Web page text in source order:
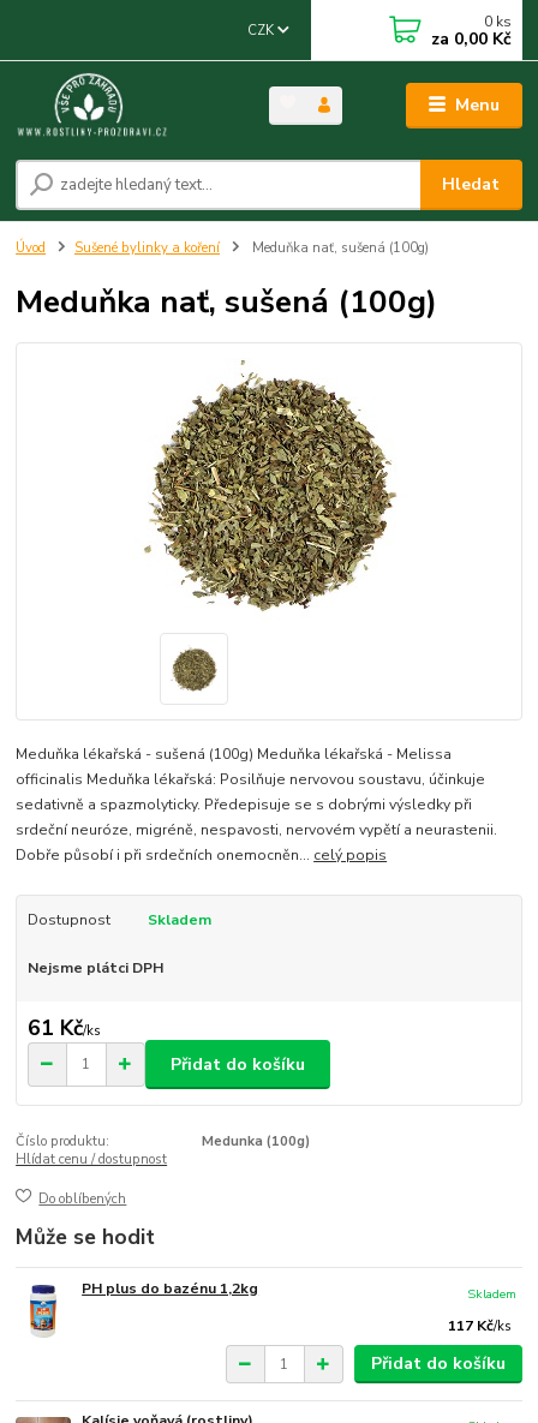
Menu
CZK
Hledat
0 ks
za 0,00 Kč
Úvod Sušené bylinky a koření Meduňka nať, sušená (100g)
Meduňka nať, sušená (100g)
Meduňka lékařská - sušená (100g) Meduňka lékařská - Melissa
officinalis Meduňka lékařská: Posilňuje nervovou soustavu, účinkuje
sedativně a spazmolyticky. Předepisuje se s dobrými výsledky při
srdeční neuróze, migréně, nespavosti, nervovém vypětí a neurastenii.
Dobře působí i při srdečních onemocněn... celý popis
Dostupnost Skladem
Nejsme plátci DPH
61 Kč/ks
Přidat do košíku
Číslo produktu:
Medunka (100g)
Hlídat cenu / dostupnost
Do oblíbených
Může se hodit
PH plus do bazénu 1,2kg
117 Kč/ks
Skladem
Přidat do košíku